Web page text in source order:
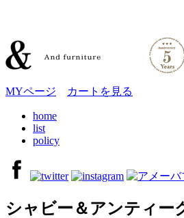
MYページ カートを見る
home
list
policy
シャビー＆アンティー